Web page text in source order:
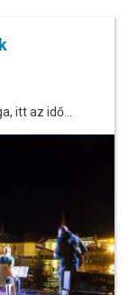
itt az idő…